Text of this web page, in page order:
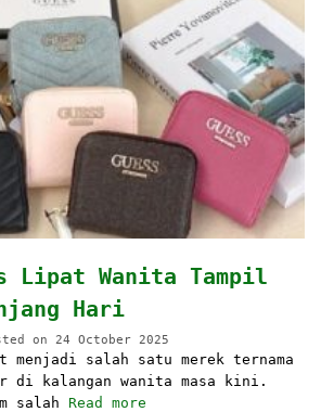
Lipat Wanita Tampil
Hari
on 24 October 2025
menjadi salah satu merek ternama
di kalangan wanita masa kini.
salah Read more